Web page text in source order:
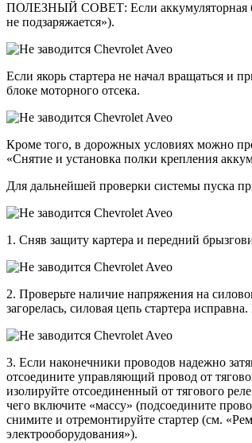
ПОЛЕЗНЫЙ СОВЕТ: Если аккумуляторная
не подзаряжается»).
Если якорь стартера не начал вращаться и
блоке моторного отсека.
Кроме того, в дорожных условиях можно
«Снятие и установка полки крепления
Для дальнейшей проверки системы пуска
1. Сняв защиту картера и передний
2. Проверьте наличие напряжения на
загорелась, силовая цепь стартера
3. Если наконечники проводов надежно
отсоедините управляющий провод от
изолируйте отсоединенный от тягового
чего включите «массу» (подсоедините
снимите и отремонтируйте стартер (см.
электрооборудования»).